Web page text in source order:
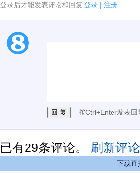
登录后才能发表评论和回复 登录 | 注册
1.电脑端新用户可以发表
按Ctrl+Enter发表回
已有29条评论。 刷新评论
下载直